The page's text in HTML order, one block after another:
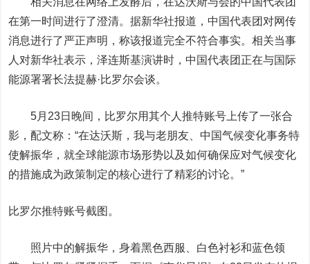
在第一时间进行了澄清。据新华社报道，中国代表团对网传
消息进行了严正声明，称该报道完全不符合事实。相关当事
人对新华社表示，泽连斯基演讲时，中国代表团正在与国际
能源署署长法提赫·比罗尔会谈。
5月23日晚间，比罗尔用其个人推特账号上传了一张合
影，配文称：“在达沃斯，我与老朋友、中国气候变化事务特
使解振华，就全球能源市场形势以及如何确保应对气候变化
的措施成为政策制定的核心进行了精彩的讨论。”
比罗尔推特账号截图。
照片中的解振华，身着黑色西服、白色衬衫和蓝色领